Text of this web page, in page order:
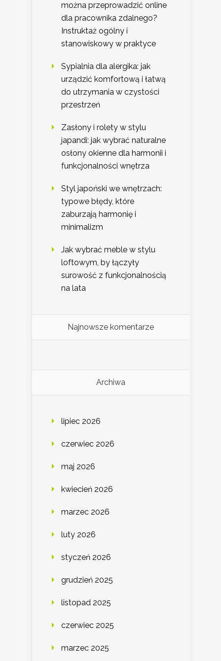
można przeprowadzić online
dla pracownika zdalnego?
Instruktaż ogólny i
stanowiskowy w praktyce
Sypialnia dla alergika: jak
urządzić komfortową i łatwą
do utrzymania w czystości
przestrzeń
Zasłony i rolety w stylu
japandi: jak wybrać naturalne
osłony okienne dla harmonii i
funkcjonalności wnętrza
Styl japoński we wnętrzach:
typowe błędy, które
zaburzają harmonię i
minimalizm
Jak wybrać meble w stylu
loftowym, by łączyły
surowość z funkcjonalnością
na lata
Najnowsze komentarze
Archiwa
lipiec 2026
czerwiec 2026
maj 2026
kwiecień 2026
marzec 2026
luty 2026
styczeń 2026
grudzień 2025
listopad 2025
czerwiec 2025
marzec 2025